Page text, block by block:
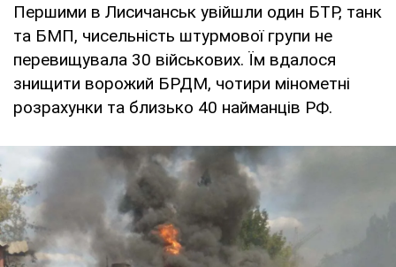
Першими в Лисичанськ увійшли один БТР, танк
та БМП, чисельність штурмової групи не
перевищувала 30 військових. Їм вдалося
знищити ворожий БРДМ, чотири мінометні
розрахунки та близько 40 найманців РФ.